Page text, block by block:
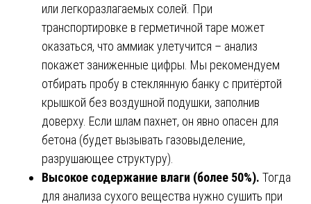
или легкоразлагаемых солей. При
транспортировке в герметичной таре может
оказаться, что аммиак улетучится – анализ
покажет заниженные цифры. Мы рекомендуем
отбирать пробу в стеклянную банку с притёртой
крышкой без воздушной подушки, заполнив
доверху. Если шлам пахнет, он явно опасен для
бетона (будет вызывать газовыделение,
разрушающее структуру).
Высокое содержание влаги (более 50%). Тогда
для анализа сухого вещества нужно сушить при